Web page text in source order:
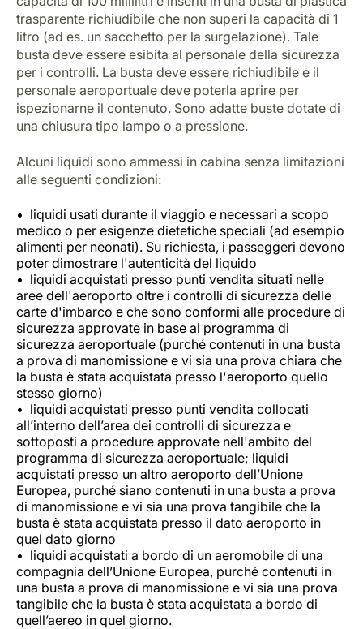
trasparente richiudibile che non superi la capacità di 1
litro (ad es. un sacchetto per la surgelazione). Tale
busta deve essere esibita al personale della sicurezza
per i controlli. La busta deve essere richiudibile e il
personale aeroportuale deve poterla aprire per
ispezionarne il contenuto. Sono adatte buste dotate di
una chiusura tipo lampo o a pressione.
Alcuni liquidi sono ammessi in cabina senza limitazioni
alle seguenti condizioni:
liquidi usati durante il viaggio e necessari a scopo
medico o per esigenze dietetiche speciali (ad esempio
alimenti per neonati). Su richiesta, i passeggeri devono
poter dimostrare l'autenticità del liquido
liquidi acquistati presso punti vendita situati nelle
aree dell'aeroporto oltre i controlli di sicurezza delle
carte d'imbarco e che sono conformi alle procedure di
sicurezza approvate in base al programma di
sicurezza aeroportuale (purché contenuti in una busta
a prova di manomissione e vi sia una prova chiara che
la busta è stata acquistata presso l'aeroporto quello
stesso giorno)
liquidi acquistati presso punti vendita collocati
all’interno dell’area dei controlli di sicurezza e
sottoposti a procedure approvate nell'ambito del
programma di sicurezza aeroportuale; liquidi
acquistati presso un altro aeroporto dell’Unione
Europea, purché siano contenuti in una busta a prova
di manomissione e vi sia una prova tangibile che la
busta è stata acquistata presso il dato aeroporto in
quel dato giorno
liquidi acquistati a bordo di un aeromobile di una
compagnia dell’Unione Europea, purché contenuti in
una busta a prova di manomissione e vi sia una prova
tangibile che la busta è stata acquistata a bordo di
quell’aereo in quel giorno.